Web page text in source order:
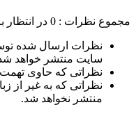
مجموع نظرات : 0 در انتظار
نظرات ارسال شده
سایت منتشر خواهد
نظراتی که حاوی تهمت
نظراتی که به غیر از
منتشر نخواهد شد.